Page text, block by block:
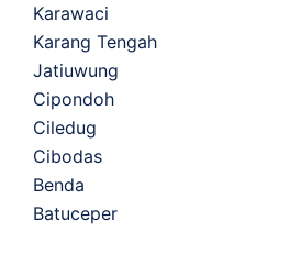
Karawaci
Karang Tengah
Jatiuwung
Cipondoh
Ciledug
Cibodas
Benda
Batuceper